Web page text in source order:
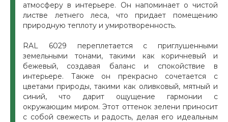
атмосферу в интерьере. Он напоминает о чистой
листве летнего леса, что придает помещению
природную теплоту и умиротворенность.
RAL 6029 переплетается с приглушенными
земельными тонами, такими как коричневый и
бежевый, создавая баланс и спокойствие в
интерьере. Также он прекрасно сочетается с
цветами природы, такими как оливковый, мятный и
синий, что дарит ощущение гармонии с
окружающим миром. Этот оттенок зелени приносит
с собой свежесть и радость, делая его идеальным